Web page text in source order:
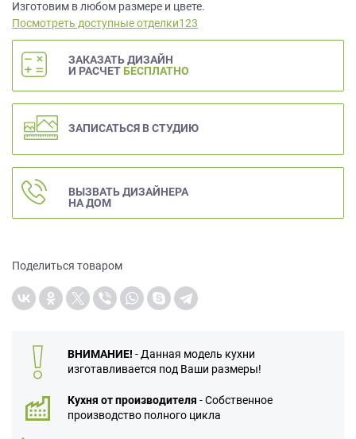
Изготовим в любом размере и цвете.
Посмотреть доступные отделки123
ЗАКАЗАТЬ ДИЗАЙН
И РАСЧЕТ БЕСПЛАТНО
ЗАПИСАТЬСЯ В СТУДИЮ
ВЫЗВАТЬ ДИЗАЙНЕРА
НА ДОМ
Поделиться товаром
ВНИМАНИЕ! - Данная модель кухни
изготавливается под Ваши размеры!
Кухня от производителя - Собственное
производство полного цикла
данных.